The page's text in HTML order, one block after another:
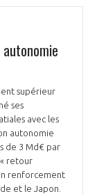
ENTRE
ET SPATIALE
supérieur
ses
avec les
autonomie
de 3 Md€ par
retour
renforcement
et le Japon.